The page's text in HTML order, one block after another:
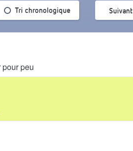
Tri chronologique Suivant
pour peu